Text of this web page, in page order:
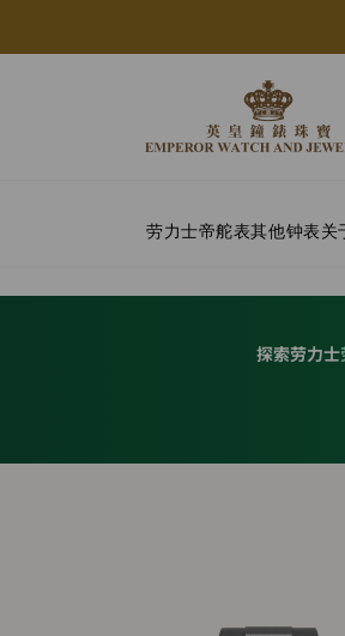
劳力士帝舵表其他钟表关
探索劳力士